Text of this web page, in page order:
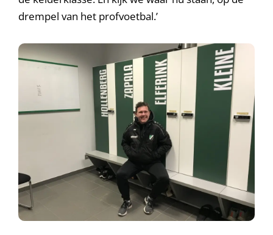
drempel van het profvoetbal.’